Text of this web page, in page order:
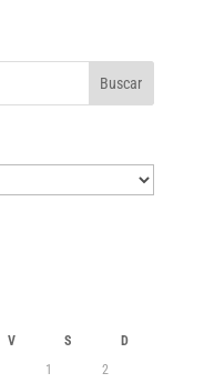
V S
D
1
2